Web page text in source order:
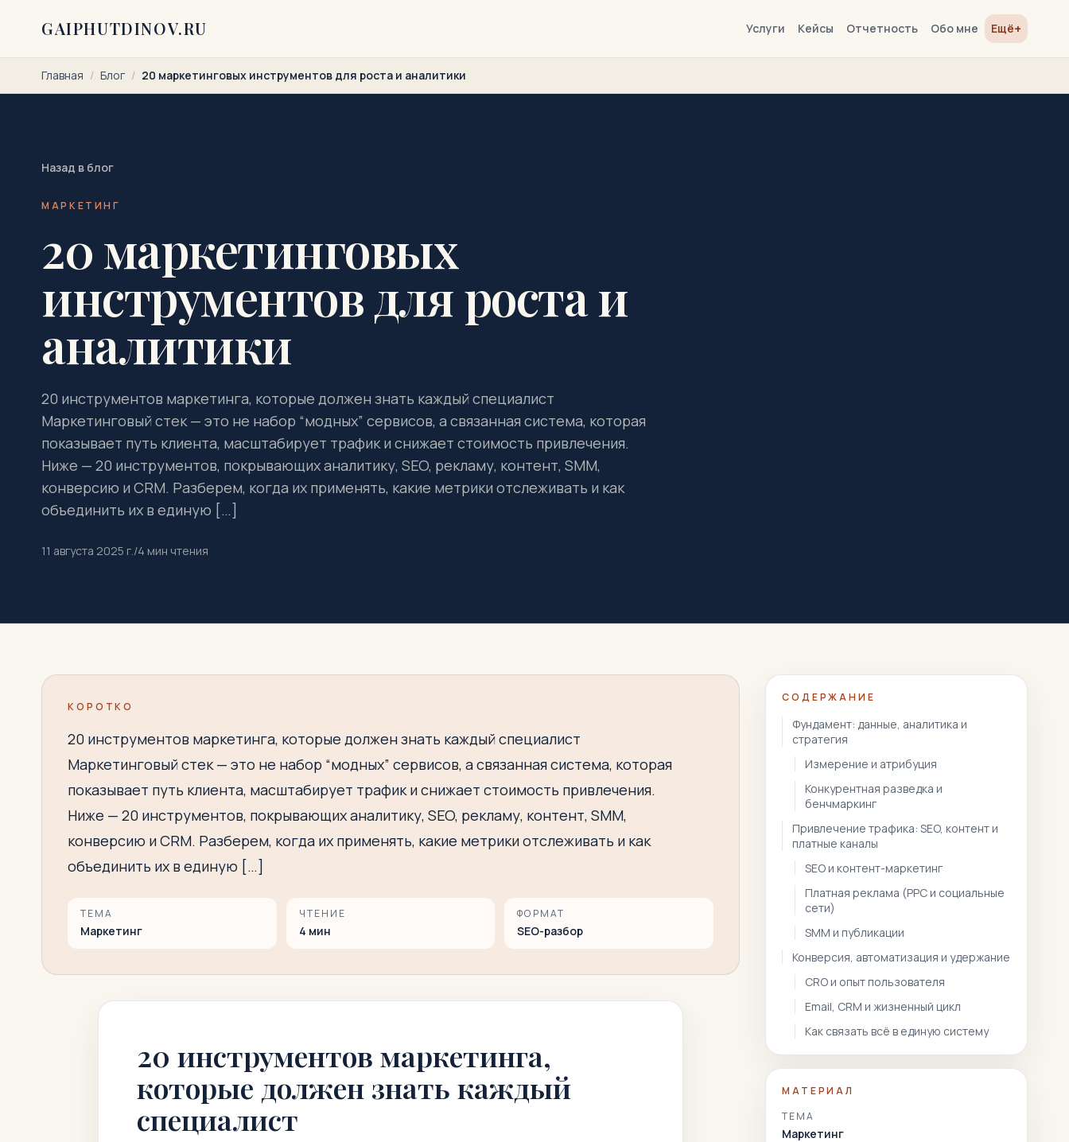
GAIPHUTDINOV.RU Услуги Кейсы Отчетность Обо мне Ещё+
Главная / Блог / 20 маркетинговых инструментов для роста и аналитики
Назад в блог
МАРКЕТИНГ
20 маркетинговых
инструментов для роста и
аналитики
20 инструментов маркетинга, которые должен знать каждый специалист
Маркетинговый стек — это не набор “модных” сервисов, а связанная система, которая
показывает путь клиента, масштабирует трафик и снижает стоимость привлечения.
Ниже — 20 инструментов, покрывающих аналитику, SEO, рекламу, контент, SMM,
конверсию и CRM. Разберем, когда их применять, какие метрики отслеживать и как
объединить их в единую […]
11 августа 2025 г./4 мин чтения
КОРОТКО
20 инструментов маркетинга, которые должен знать каждый специалист
Маркетинговый стек — это не набор “модных” сервисов, а связанная система, которая
показывает путь клиента, масштабирует трафик и снижает стоимость привлечения.
Ниже — 20 инструментов, покрывающих аналитику, SEO, рекламу, контент, SMM,
конверсию и CRM. Разберем, когда их применять, какие метрики отслеживать и как
объединить их в единую […]
ТЕМА
Маркетинг
ЧТЕНИЕ
4 мин
ФОРМАТ
SEO-разбор
20 инструментов маркетинга,
которые должен знать каждый
специалист
СОДЕРЖАНИЕ
Фундамент: данные, аналитика и
стратегия
Измерение и атрибуция
Конкурентная разведка и
бенчмаркинг
Привлечение трафика: SEO, контент и
платные каналы
SEO и контент-маркетинг
Платная реклама (PPC и социальные
сети)
SMM и публикации
Конверсия, автоматизация и удержание
CRO и опыт пользователя
Email, CRM и жизненный цикл
Как связать всё в единую систему
МАТЕРИАЛ
ТЕМА
Маркетинг